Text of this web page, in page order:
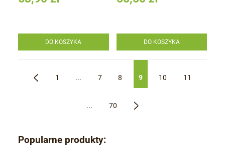
DO KOSZYKA DO KOSZYKA
1 ... 7 8 9 10 11
... 70
Popularne produkty: